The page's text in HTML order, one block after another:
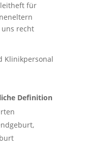
für
uns recht
Definition